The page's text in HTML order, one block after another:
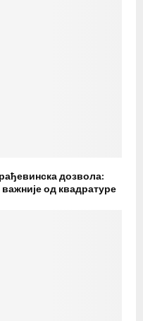
дозвола:
важније од квадратуре